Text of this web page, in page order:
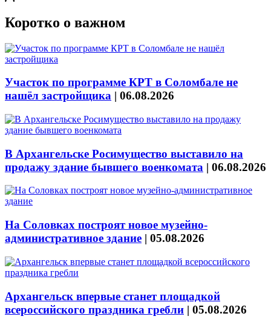
Коротко о важном
Участок по программе КРТ в Соломбале не
нашёл застройщика | 06.08.2026
В Архангельске Росимущество выставило на
продажу здание бывшего военкомата | 06.08.2026
На Соловках построят новое музейно-
административное здание | 05.08.2026
Архангельск впервые станет площадкой
всероссийского праздника гребли | 05.08.2026